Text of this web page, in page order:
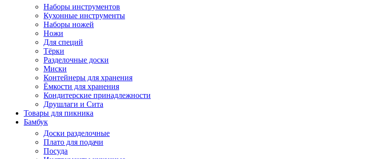
Наборы инструментов
Кухонные инструменты
Наборы ножей
Ножи
Для специй
Тёрки
Разделочные доски
Миски
Контейнеры для хранения
Ёмкости для хранения
Кондитерские принадлежности
Друшлаги и Сита
Товары для пикника
Бамбук
Доски разделочные
Плато для подачи
Посуда